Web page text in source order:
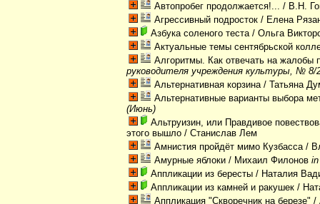
Автопробег продолжается!... / В.Н.
Агрессивный подросток / Елена
Азбука соленого теста/ Ольга
Актуальные темы сентябрьской
Алгоритмы. Как отвечать на жалобы
руководителя учреждения культуры, № 8/
Альтернативная корзина/ Татьяна
Альтернативные варианты выбора
(Июнь)
Альтруизин, или Правдивое
этого вышло / Станислав Лем
Амнистия пройдёт мимо Кузбасса/
Амурные яблоки / Михаил Филонов
Аппликации из бересты / Наталия
Аппликации из камней и ракушек /
Аппликация "Скворечник на березе" /